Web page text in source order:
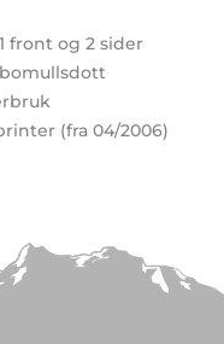
front og 2 sider
(fra 04/2006)